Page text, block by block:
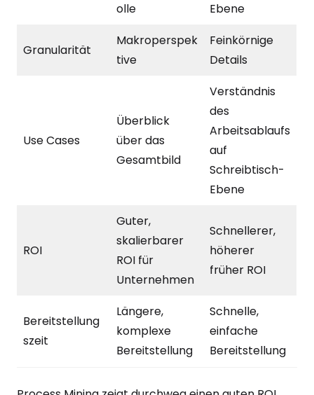
olle
Ebene
Granularität
Makroperspek
tive
Feinkörnige
Details
Use Cases
Überblick
über das
Gesamtbild
Verständnis
des
Arbeitsablaufs
auf
Schreibtisch-
Ebene
ROI
Guter,
skalierbarer
ROI für
Unternehmen
Schnellerer,
höherer
früher ROI
Bereitstellung
szeit
Längere,
komplexe
Bereitstellung
Schnelle,
einfache
Bereitstellung